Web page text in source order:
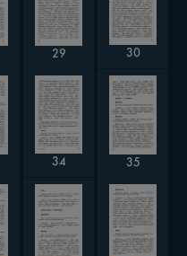
29 30
34 35